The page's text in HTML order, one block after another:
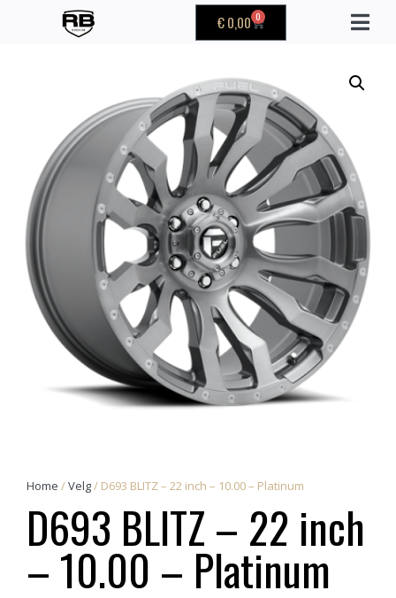
€0,00 0
Home /Velg/ D693 BLITZ – 22 inch – 10.00 – Platinum
D693 BLITZ – 22 inch
– 10.00 – Platinum